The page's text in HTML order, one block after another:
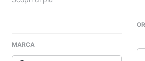
Smart home
Videogiochi
MARCA